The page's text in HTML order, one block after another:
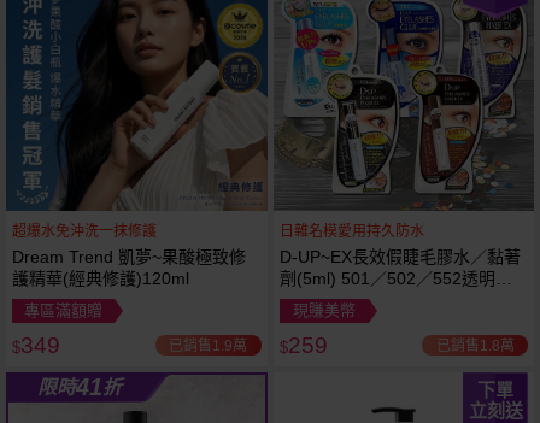
超爆水免沖洗一抹修護
Dream Trend 凱夢~果酸極致修
護精華(經典修護)120ml
專區滿額贈
$349 已銷售1.9萬
日雜名模愛用持久防水
D-UP~EX長效假睫毛膠水／黏著
劑(5ml) 501／502／552透明／
553黑色／554咖啡色 款式可選
現賺美幣
$259 已銷售1.8萬
限時41折
下單
立刻送